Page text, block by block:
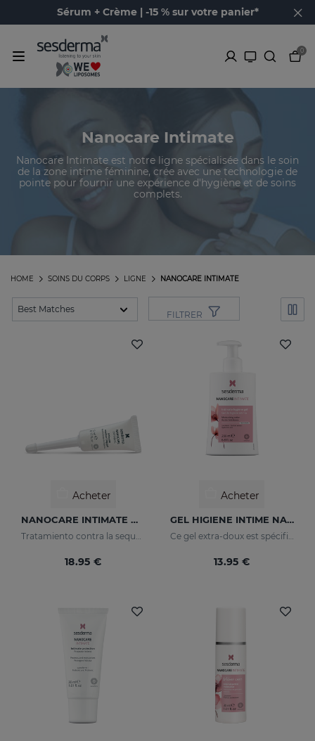
Sérum + Crème | -15 % sur votre panier*
0
Nanocare Intimate
Nanocare Intimate est notre ligne spécialisée dans le soin
de la zone intime féminine, crée avec une technologie de
pointe pour fournir une expérience d'hygiène et de soins
complets.
NANOCARE INTIMATE
LIGNE
SOINS DU CORPS
HOME
FILTRER
Acheter
NANOCARE INTIMATE Hidratante Intimo
Tratamiento contra la sequedad vaginal. Humecta y lubrica de forma inmediata y duradera.
18.95 €
Acheter
GEL HIGIENE INTIME NANOCARE
Ce gel extra-doux est spécifiquement conçu pour l'hygiène quotidienne de la zone génitale féminine.
13.95 €